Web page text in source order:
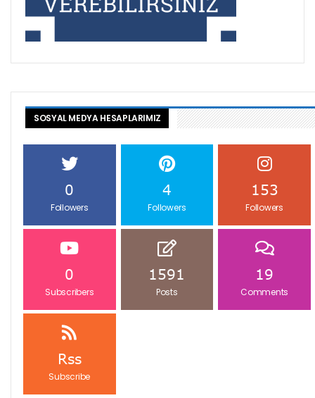
SOSYAL MEDYA HESAPLARIMIZ
0
Followers
4
Followers
153
Followers
0
Subscribers
1591
Posts
19
Comments
Rss
Subscribe